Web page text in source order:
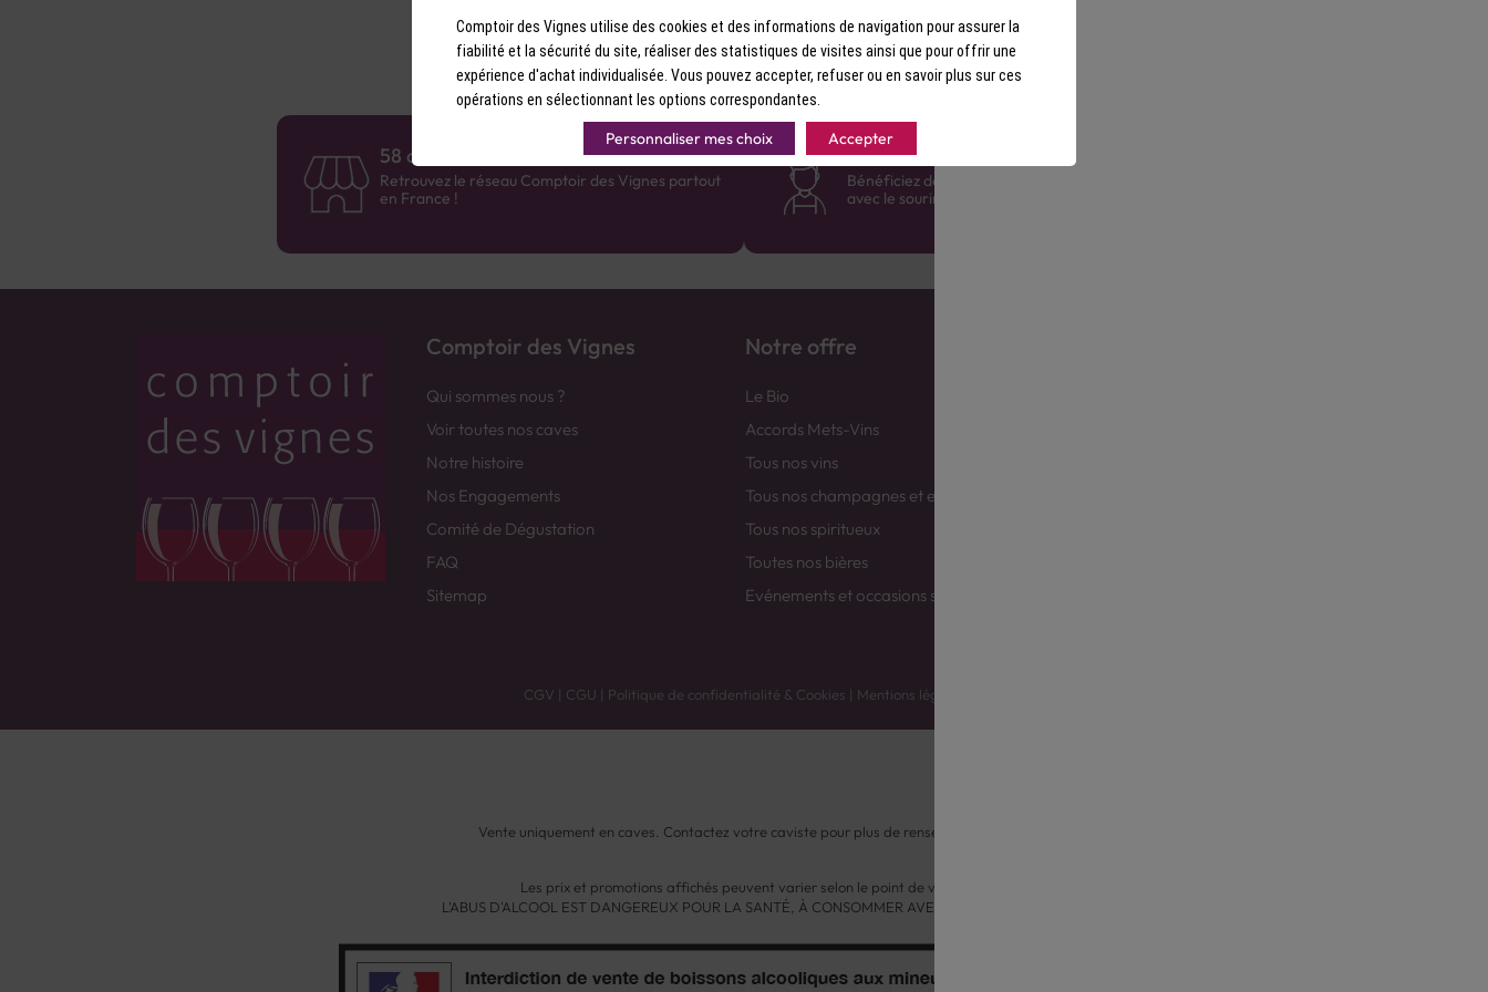
s'installe longuement en bouche. " Bombardier " est le surnom du boxeur
Billy Wells, champion du monde britannique des poids lourds de 1911 à
1919. Le nom de cette figure emblématique a été repris pour souligner et
illuster le caractère fort et bien British de cette bière blonde
58 caves en France
Retrouvez le réseau Comptoir des Vignes partout
en France !
Des cavistes à votre écoute
Bénéficiez de conseils sur-mesure et repartez
avec le sourire :)
Comptoir des Vignes
Qui sommes nous ?
Voir toutes nos caves
Notre histoire
Nos Engagements
Comité de Dégustation
FAQ
Sitemap
Notre offre
Le Bio
Accords Mets-Vins
Tous nos vins
Tous nos champagnes et efferverscents
Tous nos spiritueux
Toutes nos bières
Evénements et occasions spéciales
CGV | CGU | Politique de confidentialité & Cookies | Mentions légales
Vente uniquement en caves. Contactez votre caviste pour plus de renseignements.
Les prix et promotions affichés peuvent varier selon le point de vente.
L'ABUS D'ALCOOL EST DANGEREUX POUR LA SANTÉ, À CONSOMMER AVEC MODÉRATION.
Comptoir des Vignes utilise des cookies et des informations de navigation pour assurer la
fiabilité et la sécurité du site, réaliser des statistiques de visites ainsi que pour offrir une
expérience d'achat individualisée. Vous pouvez accepter, refuser ou en savoir plus sur ces
opérations en sélectionnant les options correspondantes.
Personnaliser mes choix Accepter